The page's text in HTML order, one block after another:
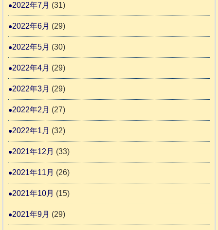
2022年7月 (31)
2022年6月 (29)
2022年5月 (30)
2022年4月 (29)
2022年3月 (29)
2022年2月 (27)
2022年1月 (32)
2021年12月 (33)
2021年11月 (26)
2021年10月 (15)
2021年9月 (29)